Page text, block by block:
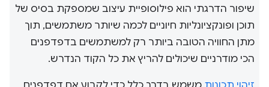
שיפור הדרגתי הוא פילוסופיית עיצוב שמספקת בסיס של
תוכן ופונקציונליות חיוניים לכמה שיותר משתמשים, תוך
מתן החוויה הטובה ביותר רק למשתמשים בדפדפנים
הכי מודרניים שיכולים להריץ את כל הקוד הנדרש.